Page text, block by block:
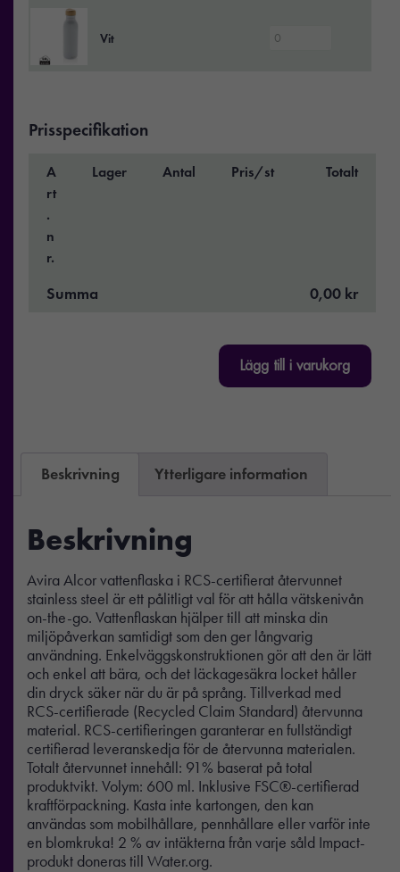
Vit
Prisspecifikation
A
rt
.
n
r.
Lager Antal Pris/st Totalt
Summa 0,00 kr
Lägg till i varukorg
Beskrivning Ytterligare information
Beskrivning
Avira Alcor vattenflaska i RCS-certifierat återvunnet
stainless steel är ett pålitligt val för att hålla vätskenivån
on-the-go. Vattenflaskan hjälper till att minska din
miljöpåverkan samtidigt som den ger långvarig
användning. Enkelväggskonstruktionen gör att den är lätt
och enkel att bära, och det läckagesäkra locket håller
din dryck säker när du är på språng. Tillverkad med
RCS-certifierade (Recycled Claim Standard) återvunna
material. RCS-certifieringen garanterar en fullständigt
certifierad leveranskedja för de återvunna materialen.
Totalt återvunnet innehåll: 91% baserat på total
produktvikt. Volym: 600 ml. Inklusive FSC®-certifierad
kraftförpackning. Kasta inte kartongen, den kan
användas som mobilhållare, pennhållare eller varför inte
en blomkruka! 2 % av intäkterna från varje såld Impact-
produkt doneras till Water.org.